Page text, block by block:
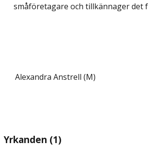
småföretagare och tillkännager det
Alexandra Anstrell (M)
Yrkanden (1)